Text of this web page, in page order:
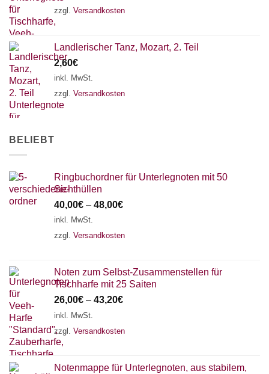
zzgl. Versandkosten
Landlerischer Tanz, Mozart, 2. Teil
2,60€
inkl. MwSt.
zzgl. Versandkosten
BELIEBT
Ringbuchordner für Unterlegnoten mit 50
Sichthüllen
40,00€ – 48,00€
inkl. MwSt.
zzgl. Versandkosten
Noten zum Selbst-Zusammenstellen für
Tischharfe mit 25 Saiten
26,00€ – 43,20€
inkl. MwSt.
zzgl. Versandkosten
Notenmappe für Unterlegnoten, aus stabilem,
Chat Support
18 SAITEN 21 SAITEN